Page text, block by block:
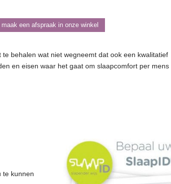
maak een afspraak in onze winkel
behalen wat niet wegneemt dat ook een kwalitatief
en eisen waar het gaat om slaapcomfort per mens
te kunnen